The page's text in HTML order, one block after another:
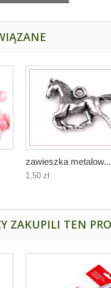
zawieszka metalow...
1,50 zł
ZAKUPILI TEN